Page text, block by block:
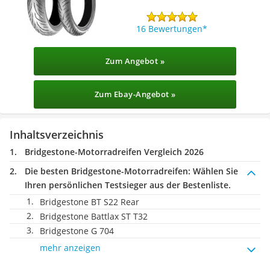
16 Bewertungen
Zum Angebot »
Zum Ebay-Angebot »
Inhaltsverzeichnis
Bridgestone-Motorradreifen Vergleich 2026
Die besten Bridgestone-Motorradreifen: Wählen Sie
Ihren persönlichen Testsieger aus der Bestenliste.
Bridgestone BT S22 Rear
Bridgestone Battlax ST T32
Bridgestone G 704
mehr anzeigen